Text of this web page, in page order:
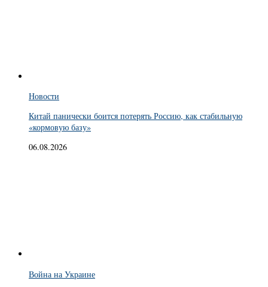
Новости
Китай панически боится потерять Россию, как стабильную
«кормовую базу»
06.08.2026
Война на Украине